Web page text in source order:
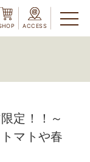
ACCESS
定！！～
マトや春